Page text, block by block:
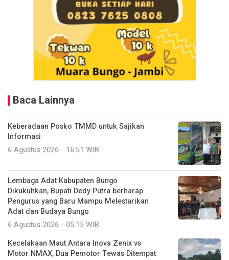
Baca Lainnya
Keberadaan Posko TMMD untuk Sajikan
Informasi
6 Agustus 2026 - 16:51 WIB
Lembaga Adat Kabupaten Bungo
Dikukuhkan, Bupati Dedy Putra berharap
Pengurus yang Baru Mampu Melestarikan
Adat dan Budaya Bungo
6 Agustus 2026 - 05:15 WIB
Kecelakaan Maut Antara Inova Zenix vs
Motor NMAX, Dua Pemotor Tewas Ditempat